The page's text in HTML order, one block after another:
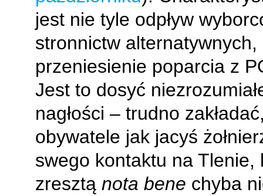
jest nie tyle odpływ
stronnictw alternatywnych,
przeniesienie poparcia z
Jest to dosyć
nagłości – trudno
obywatele jak jacyś
swego kontaktu na Tlenie,
zresztą nota bene chyba